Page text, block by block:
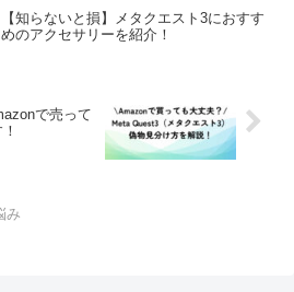
【知らないと損】メタクエスト3におすす
めのアクセサリーを紹介！
で売って
み